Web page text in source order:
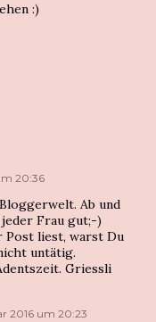
:)
20:36
Ab und
jeder Frau gut;-)
Post liest, warst Du
untätig.
Griessli
2016 um 20:23